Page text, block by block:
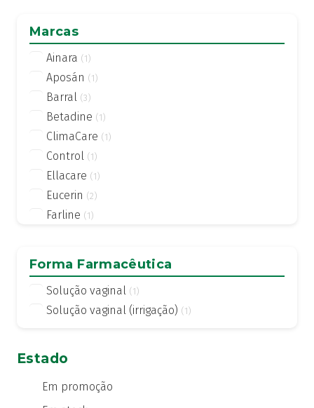
Marcas
Ainara (1)
Aposán (1)
Barral (3)
Betadine (1)
ClimaCare (1)
Control (1)
Ellacare (1)
Eucerin (2)
Farline (1)
Gino Canesfresh (2)
Lactacyd (9)
Lafemidia (1)
Libifeme
Saforelle (2)
Forma Farmacêutica
Solução vaginal (1)
Solução vaginal (irrigação) (1)
Estado
Em promoção